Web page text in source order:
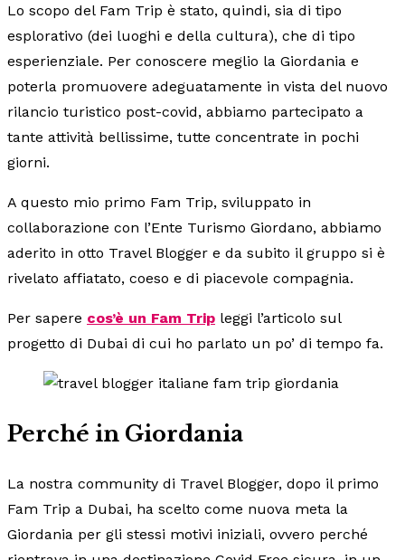
Lo scopo del Fam Trip è stato, quindi, sia di tipo
esplorativo (dei luoghi e della cultura), che di tipo
esperienziale. Per conoscere meglio la Giordania e
poterla promuovere adeguatamente in vista del nuovo
rilancio turistico post-covid, abbiamo partecipato a
tante attività bellissime, tutte concentrate in pochi
giorni.
A questo mio primo Fam Trip, sviluppato in
collaborazione con l’Ente Turismo Giordano, abbiamo
aderito in otto Travel Blogger e da subito il gruppo si è
rivelato affiatato, coeso e di piacevole compagnia.
Per sapere cos’è un Fam Trip leggi l’articolo sul
progetto di Dubai di cui ho parlato un po’ di tempo fa.
Perché in Giordania
La nostra community di Travel Blogger, dopo il primo
Fam Trip a Dubai, ha scelto come nuova meta la
Giordania per gli stessi motivi iniziali, ovvero perché